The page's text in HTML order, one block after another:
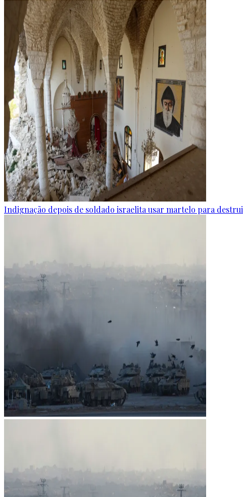
Indignação depois de soldado israelita usar martelo para